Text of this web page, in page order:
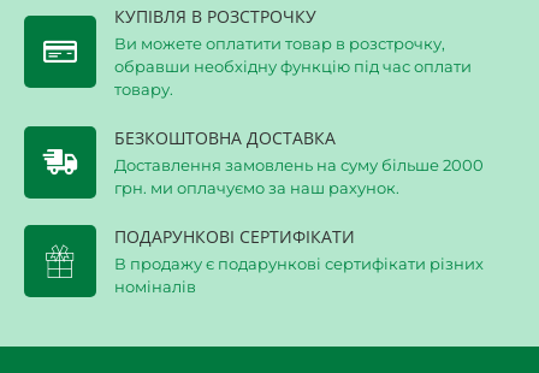
КУПІВЛЯ В РОЗСТРОЧКУ
Ви можете оплатити товар в розстрочку,
обравши необхідну функцію під час оплати
товару.
БЕЗКОШТОВНА ДОСТАВКА
Доставлення замовлень на суму більше 2000
грн. ми оплачуємо за наш рахунок.
ПОДАРУНКОВІ СЕРТИФІКАТИ
В продажу є подарункові сертифікати різних
номіналів